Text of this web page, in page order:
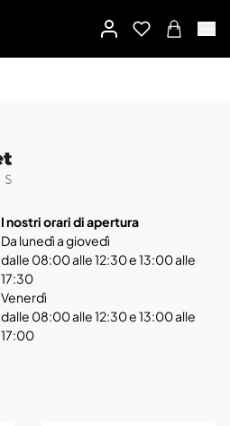
I nostri orari di apertura
Da lunedì a giovedì
dalle 08:00 alle 12:30 e 13:00 alle
17:30
Venerdì
dalle 08:00 alle 12:30 e 13:00 alle
17:00